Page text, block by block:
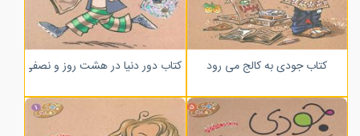
کتاب جودی به کالج می رود کتاب دور دنیا در هشت روز و نصفی